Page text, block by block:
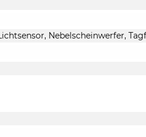
Nebelscheinwerfer,